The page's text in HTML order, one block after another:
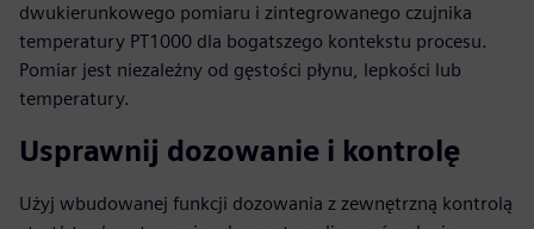
dwukierunkowego pomiaru i zintegrowanego czujnika
temperatury PT1000 dla bogatszego kontekstu procesu.
Pomiar jest niezależny od gęstości płynu, lepkości lub
temperatury.
Usprawnij dozowanie i kontrolę
Użyj wbudowanej funkcji dozowania z zewnętrzną kontrolą